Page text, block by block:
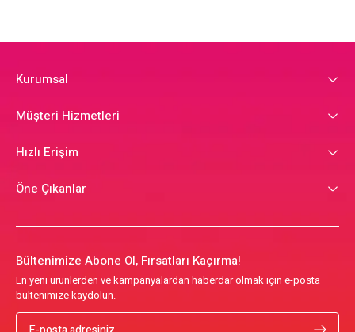
Kurumsal
Müşteri Hizmetleri
Hızlı Erişim
Öne Çıkanlar
Bültenimize Abone Ol, Fırsatları Kaçırma!
En yeni ürünlerden ve kampanyalardan haberdar olmak için e-posta
bültenimize kaydolun.